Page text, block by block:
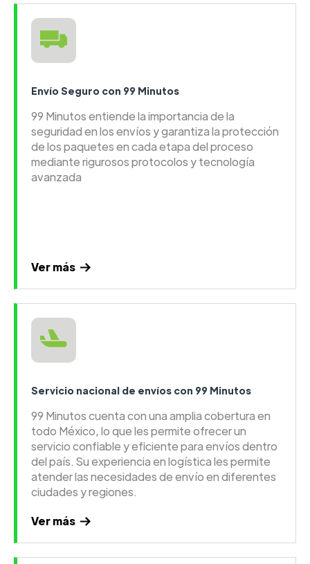
Envío Seguro con 99 Minutos
99 Minutos entiende la importancia de la
seguridad en los envíos y garantiza la protección
de los paquetes en cada etapa del proceso
mediante rigurosos protocolos y tecnología
avanzada
Ver más
Servicio nacional de envíos con 99 Minutos
99 Minutos cuenta con una amplia cobertura en
todo México, lo que les permite ofrecer un
servicio confiable y eficiente para envíos dentro
del país. Su experiencia en logística les permite
atender las necesidades de envío en diferentes
ciudades y regiones.
Ver más